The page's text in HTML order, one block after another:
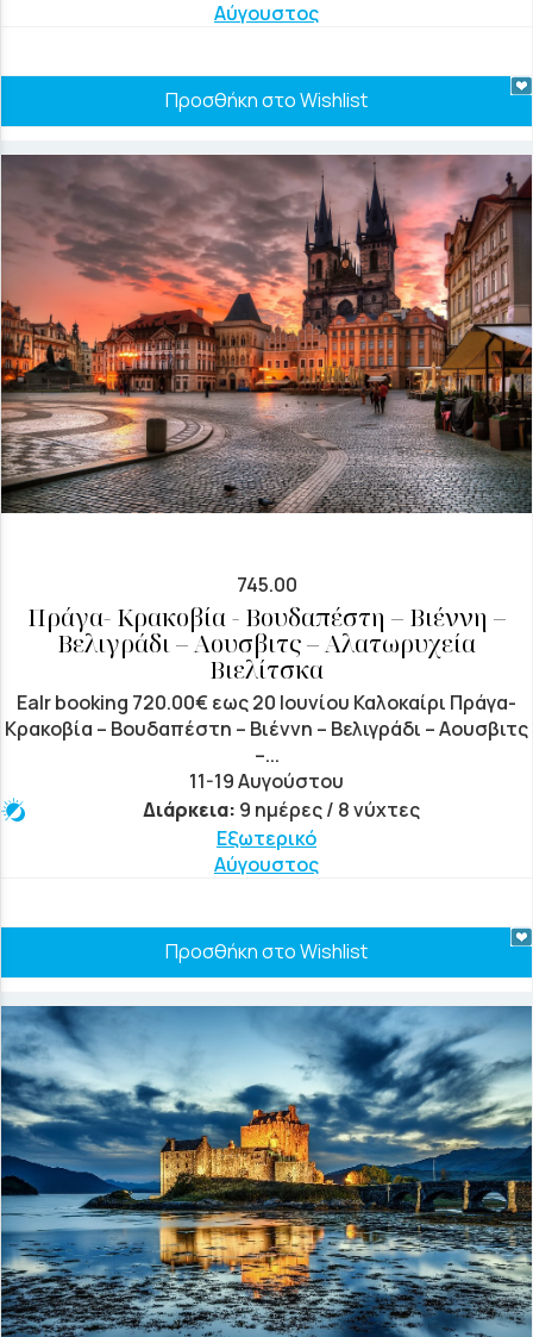
Αύγουστος
Προσθήκη στο Wishlist
745.00
Πράγα- Κρακοβία - Βουδαπέστη – Βιέννη –
Βελιγράδι – Αουσβιτς – Αλατωρυχεία
Βιελίτσκα
Ealr booking 720.00€ εως 20 Ιουνίου Καλοκαίρι Πράγα-
Κρακοβία – Βουδαπέστη – Βιέννη – Βελιγράδι – Αουσβιτς
–...
11-19 Αυγούστου
Διάρκεια: 9 ημέρες / 8 νύχτες
Εξωτερικό
Αύγουστος
Προσθήκη στο Wishlist